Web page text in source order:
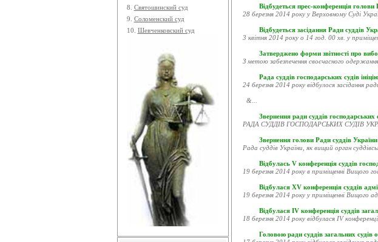
8. Святошинский суд
9. Соломенский суд
10. Шевченковский суд
Відбудеться прес-конференція
28 березня 2014 року у Верховному Суді
Відбудеться засідання Ради суддів
3 квітня 2014 року о 14 год. 00 хв. у
Затверджено форми звітності про
З метою забезпечення своєчасного
Рада суддів господарських судів
24 березня 2014 року відбулося засідання
&...
Звернення ради суддів господарських
РАДА СУДДІВ ГОСПОДАРСЬКИХ СУДІВ
Звернення голови Ради суддів
Рада суддів України, як вищий орган
Відбулась V конференція суддів
19 березня 2014 року в приміщенні Вищого
Відбулася XV конференція суддів
19 березня 2014 року у приміщенні Вищого
Відбулася ІV конференція суддів
18 березня 2014 року відбулася ІV
Головою ради суддів загальних